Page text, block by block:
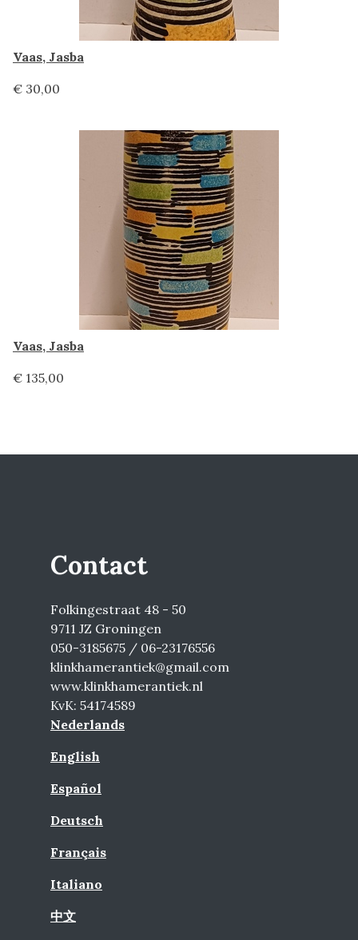
Vaas, Jasba
€ 30,00
Vaas, Jasba
€ 135,00
Contact
Folkingestraat 48 - 50
9711 JZ Groningen
050-3185675 / 06-23176556
klinkhamerantiek@gmail.com
www.klinkhamerantiek.nl
KvK: 54174589
Nederlands
English
Español
Deutsch
Français
Italiano
中文